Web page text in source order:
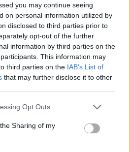
you may continue seeing
on personal information utilized by
disclosed to third parties prior to
opt-out of the further
information by third parties on the
This information may
third parties on the IAB’s List of
that may further disclose it to other
Opt Outs
Sharing of my
ΑΥΤΉ ΤΗΝ ΚΑΤΗΓΟΡΊΑ